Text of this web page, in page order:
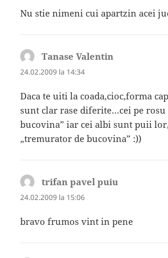
Nu stie nimeni cui apartzin acei
Tanase Valentin
24.02.2009 la 14:34
Daca te uiti la coada,cioc,forma
sunt clar rase diferite…cei pe rosu
bucovina” iar cei albi sunt puii
„tremurator de bucovina” :))
trifan pavel puiu
24.02.2009 la 15:06
bravo frumos vint in pene